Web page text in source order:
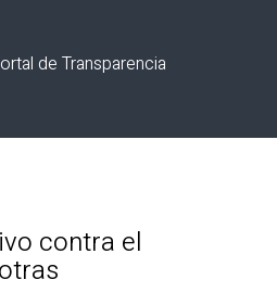
de Transparencia
contra el